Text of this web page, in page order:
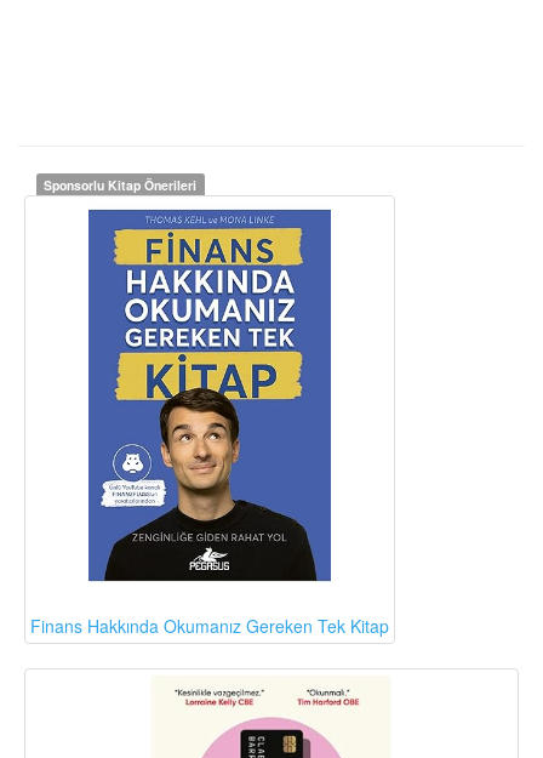
Sponsorlu Kitap Önerileri
Finans Hakkında Okumanız Gereken Tek Kitap